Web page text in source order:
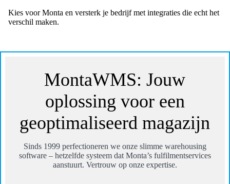
Kies voor Monta en versterk je bedrijf met integraties die echt het
verschil maken.
MontaWMS: Jouw
oplossing voor een
geoptimaliseerd magazijn
Sinds 1999 perfectioneren we onze slimme warehousing
software – hetzelfde systeem dat Monta’s fulfilmentservices
aanstuurt. Vertrouw op onze expertise.